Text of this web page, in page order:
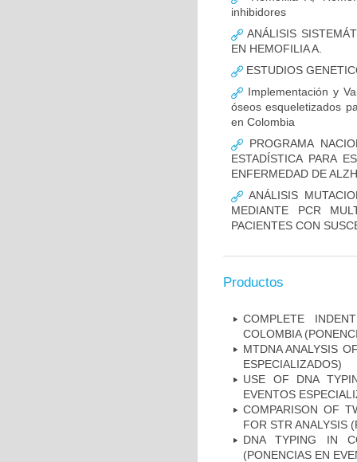
inhibidores
ANÁLISIS
EN HEMOFILIA A.
ESTUDIOS
Implementación y
óseos esqueletizados
en Colombia
PROGRAMA
ESTADÍSTICA PARA
ENFERMEDAD DE
ANÁLISIS
MEDIANTE PCR
PACIENTES CON
Productos
COMPLETE
COLOMBIA
MTDNA ANALYSIS
ESPECIALIZADOS)
USE OF DNA
EVENTOS
COMPARISON OF
FOR STR ANALYSIS
DNA TYPING IN
(PONENCIAS EN